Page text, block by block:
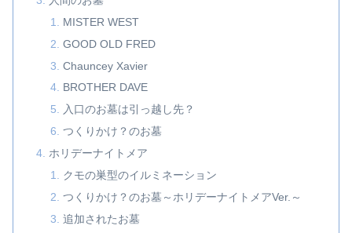
MISTER WEST
GOOD OLD FRED
Chauncey Xavier
BROTHER DAVE
入口のお墓は引っ越し先？
つくりかけ？のお墓
ホリデーナイトメア
クモの巣型のイルミネーション
つくりかけ？のお墓～ホリデーナイトメアVer.～
追加されたお墓